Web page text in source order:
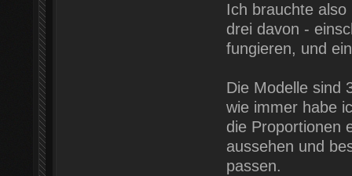
Ich brauchte
drei davon -
fungieren, und
Die Modelle sind
wie immer habe
die Proportionen
aussehen und
passen.